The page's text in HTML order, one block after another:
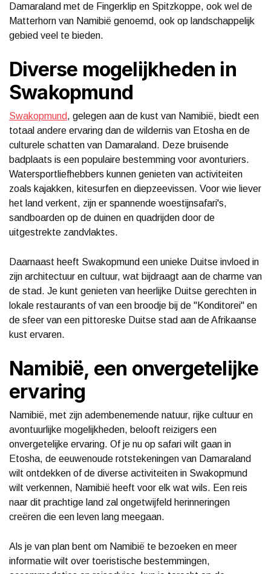
Damaraland met de Fingerklip en Spitzkoppe, ook wel de
Matterhorn van Namibië genoemd, ook op landschappelijk
gebied veel te bieden.
Diverse mogelijkheden in
Swakopmund
Swakopmund, gelegen aan de kust van Namibië, biedt een
totaal andere ervaring dan de wildernis van Etosha en de
culturele schatten van Damaraland. Deze bruisende
badplaats is een populaire bestemming voor avonturiers.
Watersportliefhebbers kunnen genieten van activiteiten
zoals kajakken, kitesurfen en diepzeevissen. Voor wie liever
het land verkent, zijn er spannende woestijnsafari's,
sandboarden op de duinen en quadrijden door de
uitgestrekte zandvlaktes.
Daarnaast heeft Swakopmund een unieke Duitse invloed in
zijn architectuur en cultuur, wat bijdraagt aan de charme van
de stad. Je kunt genieten van heerlijke Duitse gerechten in
lokale restaurants of van een broodje bij de "Konditorei" en
de sfeer van een pittoreske Duitse stad aan de Afrikaanse
kust ervaren.
Namibië, een onvergetelijke
ervaring
Namibië, met zijn adembenemende natuur, rijke cultuur en
avontuurlijke mogelijkheden, belooft reizigers een
onvergetelijke ervaring. Of je nu op safari wilt gaan in
Etosha, de eeuwenoude rotstekeningen van Damaraland
wilt ontdekken of de diverse activiteiten in Swakopmund
wilt verkennen, Namibië heeft voor elk wat wils. Een reis
naar dit prachtige land zal ongetwijfeld herinneringen
creëren die een leven lang meegaan.
Als je van plan bent om Namibië te bezoeken en meer
informatie wilt over toeristische bestemmingen,